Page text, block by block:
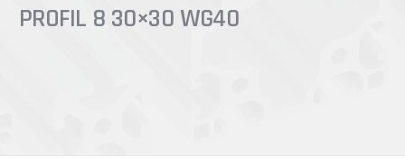
PROFIL 8 30×30 WG40